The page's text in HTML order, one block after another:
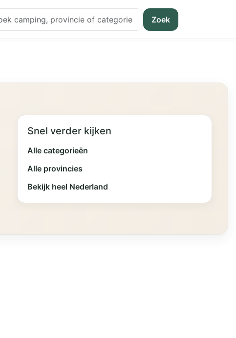
Zoek
Snel verder kijken
Alle categorieën
Alle provincies
Bekijk heel Nederland